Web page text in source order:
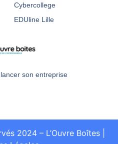
son entreprise
Cybercollege
EDUline Lille
2024 – L’Ouvre Boîtes